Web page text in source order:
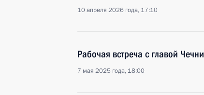
10 апреля 2026 года, 17:10
Рабочая встреча с главой
7 мая 2025 года, 18:00